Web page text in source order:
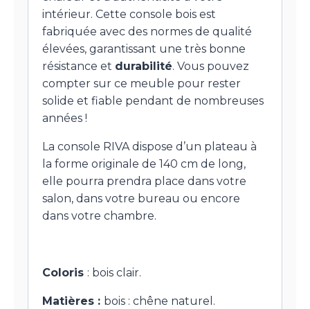
intérieur. Cette console bois est
fabriquée avec des normes de qualité
élevées, garantissant une très bonne
résistance et durabilité. Vous pouvez
compter sur ce meuble pour rester
solide et fiable pendant de nombreuses
années !
La console RIVA dispose d’un plateau à
la forme originale de 140 cm de long,
elle pourra prendra place dans votre
salon, dans votre bureau ou encore
dans votre chambre.
Coloris : bois clair.
Matières : bois : chêne naturel.